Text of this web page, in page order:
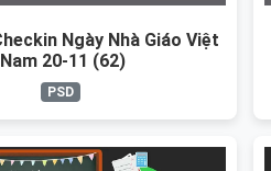
Ngày Nhà Giáo Việt
Nam 20-11 (62)
PSD